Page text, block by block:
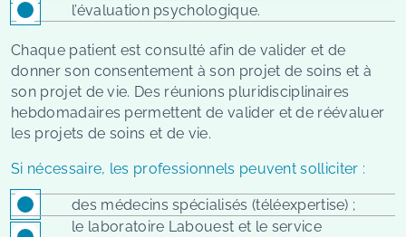
l’évaluation psychologique.
Chaque patient est consulté afin de valider et de
donner son consentement à son projet de soins et à
son projet de vie. Des réunions pluridisciplinaires
hebdomadaires permettent de valider et de réévaluer
les projets de soins et de vie.
Si nécessaire, les professionnels peuvent solliciter :
des médecins spécialisés (téléexpertise) ;
le laboratoire Labouest et le service